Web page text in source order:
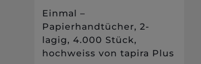
Einmal –
Papierhandtücher, 2-
lagig, 4.000 Stück,
hochweiss von tapira Plus